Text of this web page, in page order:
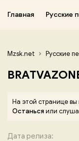
Главная Русские
Mzsk.net Русские
На этой странице
Останьсяили
Дата релиза: